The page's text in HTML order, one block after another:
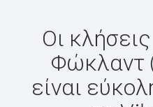
Οι
Φώκλαντ
είναι